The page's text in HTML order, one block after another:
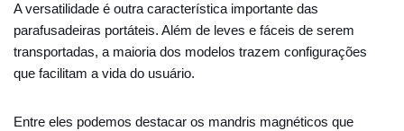
A versatilidade é outra característica importante das
parafusadeiras portáteis. Além de leves e fáceis de serem
transportadas, a maioria dos modelos trazem configurações
que facilitam a vida do usuário.
Entre eles podemos destacar os mandris magnéticos que